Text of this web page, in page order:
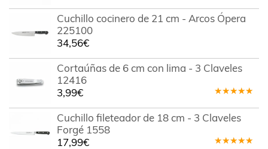
Cuchillo cocinero de 21 cm - Arcos Ópera
225100
34,56€
Cortaúñas de 6 cm con lima - 3 Claveles
12416
en5.00de
5
3,99€
Cuchillo fileteador de 18 cm - 3 Claveles
Forgé 1558
17,99€